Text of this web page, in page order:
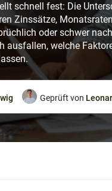
schnell fest: Die
Zinssätze,
oder schwer
ausfallen, welche
Geprüft von